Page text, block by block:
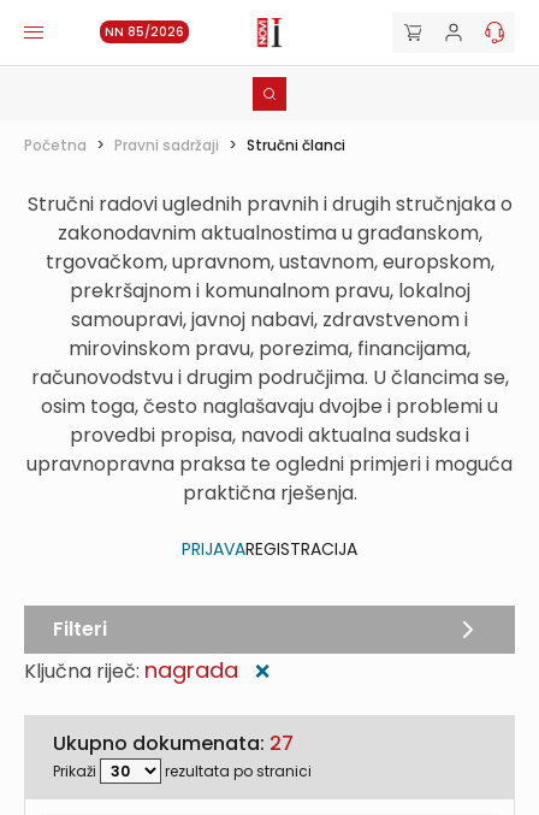
NN 85/2026
Početna > Pravni sadržaji > Stručni članci
Stručni radovi uglednih pravnih i drugih stručnjaka o
zakonodavnim aktualnostima u građanskom,
trgovačkom, upravnom, ustavnom, europskom,
prekršajnom i komunalnom pravu, lokalnoj
samoupravi, javnoj nabavi, zdravstvenom i
mirovinskom pravu, porezima, financijama,
računovodstvu i drugim područjima. U člancima se,
osim toga, često naglašavaju dvojbe i problemi u
provedbi propisa, navodi aktualna sudska i
upravnopravna praksa te ogledni primjeri i moguća
praktična rješenja.
PRIJAVAREGISTRACIJA
Ključna riječ: nagrada ❌
Ukupno dokumenata: 27
Prikaži rezultata po stranici
Filteri